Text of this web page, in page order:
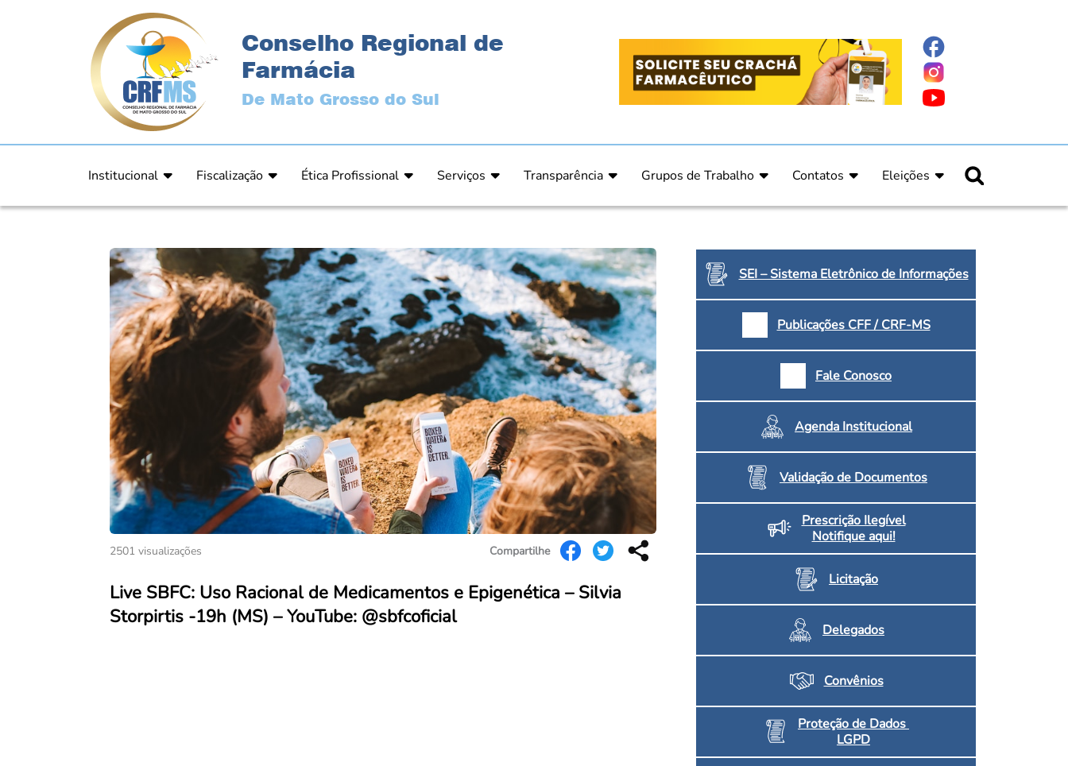
Conselho Regional de
Farmácia
De Mato Grosso do Sul
Institucional
Estrutura
Diretoria
Plenário
Ex Presidentes
Equipe
Fiscalização
Orientação
Processos Fiscais
Relatórios
Ética Profissional
Comunicado de Julgamento
Resultado de Julgamento / Acórdão
Relatório Comissão de Ética CRFMS
Serviços
Cartas de Serviços – Procedimentos e formulários
Prazos de Processos Secretaria
Orientações Técnicas
Ouvidoria
Dúvidas Frequentes
Convenção Coletiva 2025/2026 – Piso salarial Farmácias e Drogaria
Consulta de Farmacêuticos e Estabelecimentos Inscritos no CRF/MS
Transparência
Proteção de Dados – LGPD
Grupos de Trabalho
Estética
Farmácia Hospitalar e Oncologia
Pesquisa Clínica
Saúde Pública e Indígena
Contatos
Eleições
Candidatos
2501 visualizações Compartilhe
Live SBFC: Uso Racional de Medicamentos e Epigenética – Silvia
Storpirtis -19h (MS) – YouTube: @sbfcoficial
SEI – Sistema Eletrônico de Informações
Publicações CFF / CRF-MS
Fale Conosco
Agenda Institucional
Validação de Documentos
Prescrição Ilegível
Notifique aqui!
Licitação
Delegados
Convênios
Proteção de Dados
LGPD